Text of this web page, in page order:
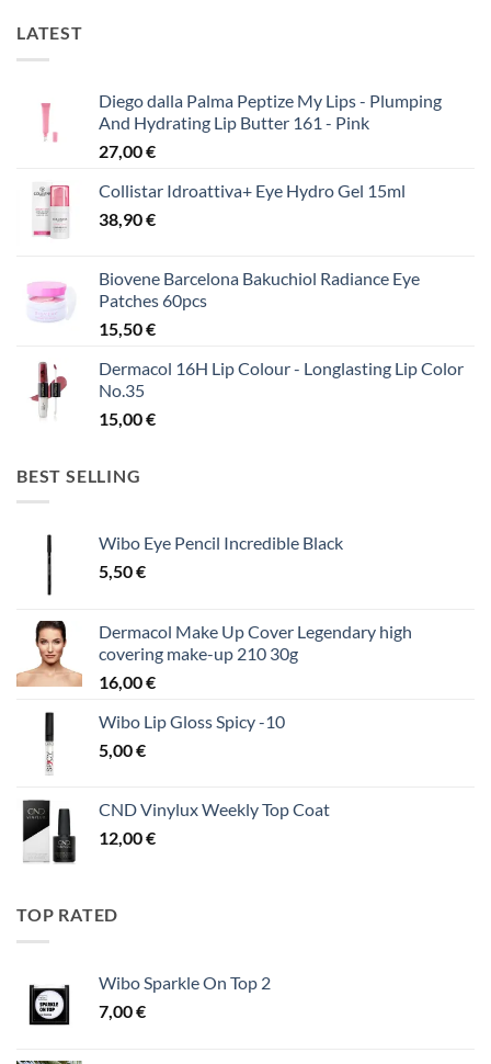
LATEST
Diego dalla Palma Peptize My Lips - Plumping
And Hydrating Lip Butter 161 - Pink
27,00€
Collistar Idroattiva+ Eye Hydro Gel 15ml
38,90€
Biovene Barcelona Bakuchiol Radiance Eye
Patches 60pcs
15,50€
Dermacol 16H Lip Colour - Longlasting Lip Color
No.35
15,00€
BEST SELLING
Wibo Eye Pencil Incredible Black
5,50€
Dermacol Make Up Cover Legendary high
covering make-up 210 30g
16,00€
Wibo Lip Gloss Spicy -10
5,00€
CND Vinylux Weekly Top Coat
12,00€
TOP RATED
Wibo Sparkle On Top 2
7,00€